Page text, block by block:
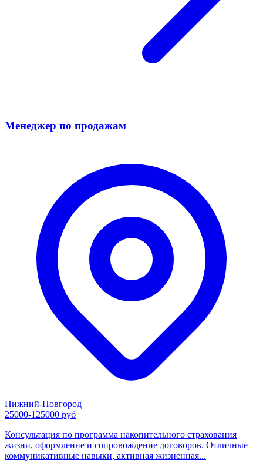
Менеджер по продажам
Нижний-Новгород
25000-125000 руб
Консультация по программа накопительного страхования
жизни, оформление и сопровождение договоров. Отличные
коммуникативные навыки, активная жизненная...